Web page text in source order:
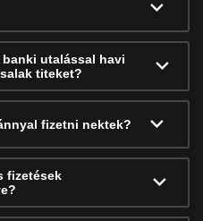
utalással havi
titeket?
fizetni nektek?
fizetések